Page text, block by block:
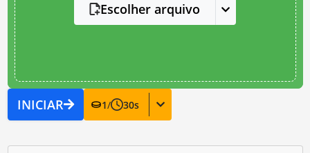
Escolher arquivo
INICIAR 1/ 30s